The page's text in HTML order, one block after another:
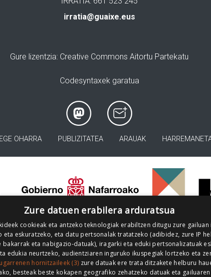
irratia@guaixe.eus
Gure lizentzia: Creative Commons Aitortu Partekatu
Codesyntaxek garatua
OHARRA PUBLIZITATEA ARAUAK
Zure datuen erabilera arduratsua
cookieak eta antzeko teknologiak erabiltzen ditugu zure
eta eskuratzeko, eta datu pertsonalak tratatzeko (adibidez, zure IP
bakarrak eta nabigazio-datuak), iragarki eta eduki pertsonalizatuak
edukia neurtzeko, audientziaren inguruko ikuspegiak lortzeko eta
hornitzaileek (3) zure datuak ere trata ditzakete helburu
besteak beste kokapen geografiko zehatzeko datuak eta